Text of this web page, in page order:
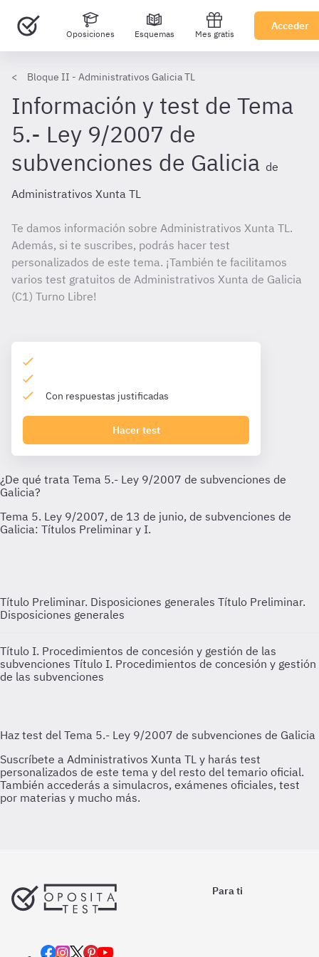
Oposiciones Esquemas Mes gratis
Acceder
Bloque II - Administrativos Galicia TL
Información y test de Tema
5.- Ley 9/2007 de
subvenciones de Galicia de
Administrativos Xunta TL
Te damos información sobre Administrativos Xunta TL.
Además, si te suscribes, podrás hacer test
personalizados de este tema. ¡También te facilitamos
varios test gratuitos de Administrativos Xunta de Galicia
(C1) Turno Libre!
Con respuestas justificadas
Hacer test
Título Preliminar. Disposiciones generales Título Preliminar.
Disposiciones generales
Título I. Procedimientos de concesión y gestión de las
subvenciones Título I. Procedimientos de concesión y gestión
de las subvenciones
Para ti